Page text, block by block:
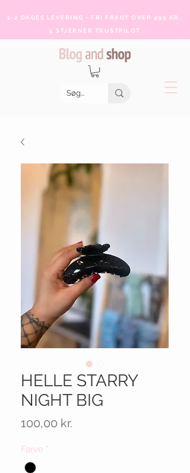
1-2 DAGES LEVERING - FRI FRAGT OVER 499 KR.
5 STJERNER TRUSTPILOT
HELLE STARRY
NIGHT BIG
100,00 kr.
Farve *